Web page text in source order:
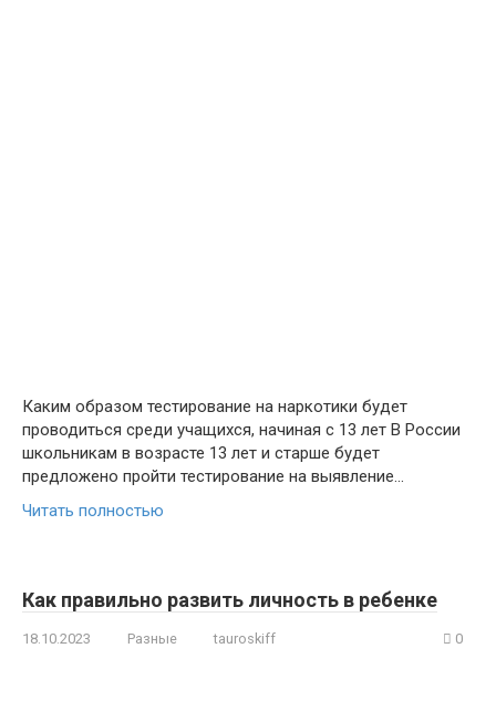
Каким образом тестирование на наркотики будет
проводиться среди учащихся, начиная с 13 лет В России
школьникам в возрасте 13 лет и старше будет
предложено пройти тестирование на выявление…
Читать полностью
Как правильно развить личность в ребенке
18.10.2023 Разные tauroskiff 0